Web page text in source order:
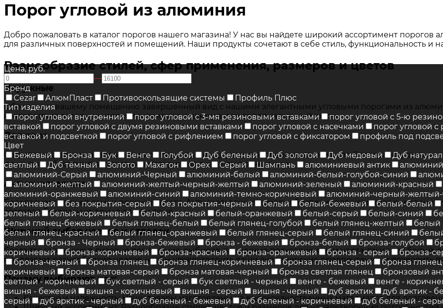
Порог угловой из алюминия
Добро пожаловать в каталог порогов нашего магазина! У нас вы найдете широкий ассортимент порогов
для различных поверхностей и помещений. Наши продукты сочетают в себе стиль, функциональность и
Разнообразие стилей, сфер применения, размеров и цветов
Наружные
Обеспечьте вашему помещению завершенный вид с нашими элегантными угловыми порогами из
воздействию погодных условий и придают вашему входу дополнительный шарм.
Для пола
Создайте идеальное завершение или переход между разными поверхностями пола. Благодаря угловым
покрытия, обеспечивая гармонию материалов в каждом помещении.
Антискользящие
Безопасность вашей семьи превыше всего. Антискользящие пороги обеспечивают надежное сцепление
создавая безопасную зону в вашем доме.
Широкий выбор цветов и отделок
Создайте гармонию в дизайне помещения, выбирая различные подходящие вам цвета, такие как белый,
предлагает разнообразие цветов, чтобы удовлетворить ваши дизайнерские предпочтения, и позволить
Почему выбирают нас:
Качество и надежность: Наши товары изготовлены из высококачественных материалов для
Цена, руб.
—
Бренд
Cezar
АлюмПласт Противоскользящие системы
Профиль Плюс
Тип изделия
порог угловой внутренний
порог угловой с 3-мя резиновыми вставками порог угловой с 5-ю
вставкой
порог угловой с двумя резиновыми вставками порог угловой с насечками порог угловой с
вставкой и подсветкой
порог угловой с рифлением порог угловой с фиксатором
профиль под
Цвет
Бежевый
Бронза Бук Венге Голубой Дуб беленый Дуб золотой Дуб медовый Дуб
светлый
Дуб тёмный Золото Махагон Орех Серый Шампань алюминиевый антик алюминий
алюминий-Серый
алюминий-Черный алюминий-белый алюминий-белый-голубой-синий
алюминий-желтый
алюминий-желтый-черный-желтый алюминий-зеленый алюминий-красный
алюминий-оранжевый
алюминий-синий алюминий-темно-коричневый алюминий-черный-
коричневый
без покрытия-серый без покрытия-черный белый белый-бежевый белый-белый
зеленый
белый-коричневый белый-красный белый-оранжевый белый-серый белый-синий
белый глянец-бежевый
белый глянец-белый белый глянец-голубой белый глянец-желтый белый
белый глянец-красный
белый глянец-оранжевый белый глянец-серый белый глянец-синий
черный
бронза - Черный бронза-бежевый бронза - бежевый бронза-белый бронза-голубой
коричневый
бронза-коричневый бронза-красный бронза-оранжевый бронза - серый бронза-
бронза-черный
бронза глянец бронза глянец-коричневый бронза глянец-серый бронза
коричневый
бронза матовая-серый бронза матовая-черный бронза светлая глянец бронзовый
светлый - коричневый
бук светлый - серый бук светлый - черный венге - бежевый венге -
вишня - бежевый
вишня - коричневый вишня - серый вишня - черный дуб арктик дуб арктик -
серый
дуб арктик - черный дуб беленый - бежевый дуб беленый - коричневый дуб беленый -